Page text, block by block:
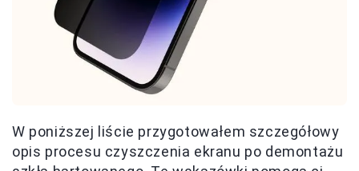
W poniższej liście przygotowałem szczegółowy
opis procesu czyszczenia ekranu po demontażu